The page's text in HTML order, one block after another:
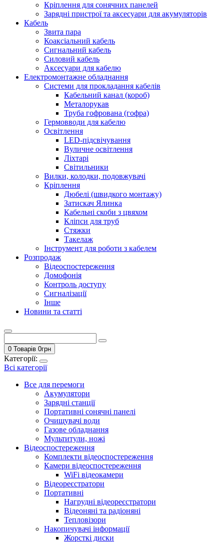
Кріплення для сонячних панелей
Зарядні пристрої та аксесуари для акумуляторів
Кабель
Звита пара
Коаксіальний кабель
Сигнальний кабель
Силовий кабель
Аксесуари для кабелю
Електромонтажне обладнання
Системи для прокладання кабелів
Кабельний канал (короб)
Металорукав
Труба гофрована (гофра)
Гермовводи для кабелю
Освітлення
LED-підсвічування
Вуличне освітлення
Ліхтарі
Світильники
Вилки, колодки, подовжувачі
Кріплення
Дюбелі (швидкого монтажу)
Затискач Ялинка
Кабельні скоби з цвяхом
Кліпси для труб
Стяжки
Такелаж
Інструмент для роботи з кабелем
Розпродаж
Відеоспостереження
Домофонія
Контроль доступу
Сигналізації
Інше
Новини та статті
0 Товарів 0грн
Категорії:
Всі категорії
Все для перемоги
Акумулятори
Зарядні станції
Портативні сонячні панелі
Очищувачі води
Газове обладнання
Мультитули, ножі
Відеоспостереження
Комплекти відеоспостереження
Камери відеоспостереження
WiFi відеокамери
Відеореєстратори
Портативні
Нагрудні відеореєстратори
Відеоняні та радіоняні
Тепловізори
Накопичувачі інформації
Жорсткі диски